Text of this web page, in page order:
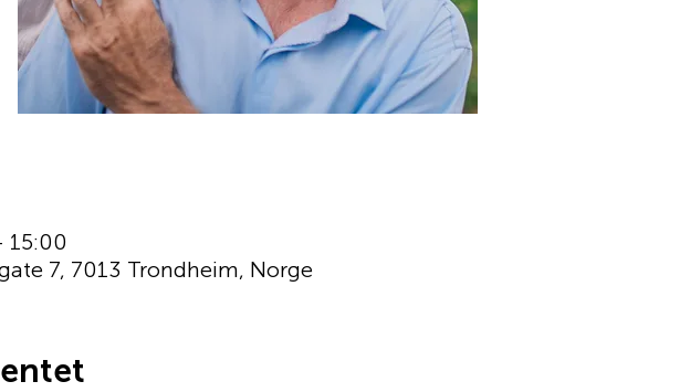
15:00
7, 7013 Trondheim, Norge